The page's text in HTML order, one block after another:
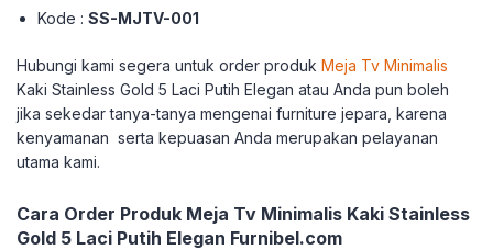
Kode :SS-MJTV-001
Hubungi kami segera untuk order produk Meja Tv Minimalis
Kaki Stainless Gold 5 Laci Putih Elegan atau Anda pun boleh
jika sekedar tanya-tanya mengenai furniture jepara, karena
kenyamanan serta kepuasan Anda merupakan pelayanan
utama kami.
Cara Order Produk Meja Tv Minimalis Kaki Stainless
Gold 5 Laci Putih Elegan Furnibel.com